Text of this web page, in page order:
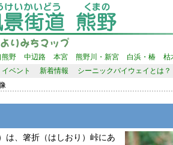
熊野 中辺路 本宮 熊野川・新宮 白浜・椿 枯
ベント 新着情報 シーニックバイウェイとは？
は、箸折（はしおり）峠にあ